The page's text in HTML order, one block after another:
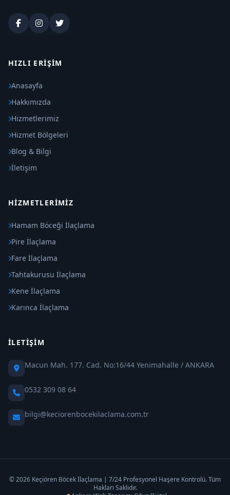
HIZLI ERIŞIM
Anasayfa
Hakkımızda
Hizmetlerimiz
Hizmet Bölgeleri
Blog & Bilgi
İletişim
HIZMETLERIMIZ
Hamam Böceği İlaçlama
Pire İlaçlama
Fare İlaçlama
Tahtakurusu İlaçlama
Kene İlaçlama
Karınca İlaçlama
İLETIŞIM
Macun Mah. 177. Cad. No:16/44 Yenimahalle / ANKARA
0532 309 08 64
bilgi@keciorenbocekilaclama.com.tr
© 2026 Keçiören Böcek İlaçlama | 7/24 Profesyonel Haşere Kontrolü. Tüm
Hakları Saklıdır.